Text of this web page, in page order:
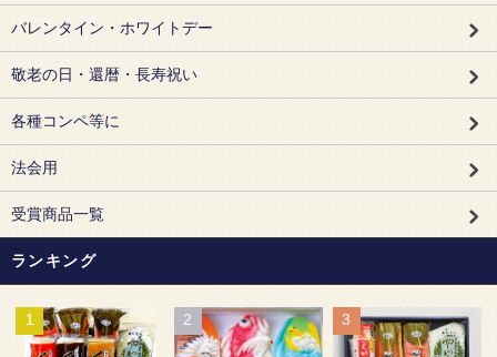
バレンタイン・ホワイトデー
敬老の日・還暦・長寿祝い
各種コンペ等に
法会用
受賞商品一覧
ランキング
1 2 3